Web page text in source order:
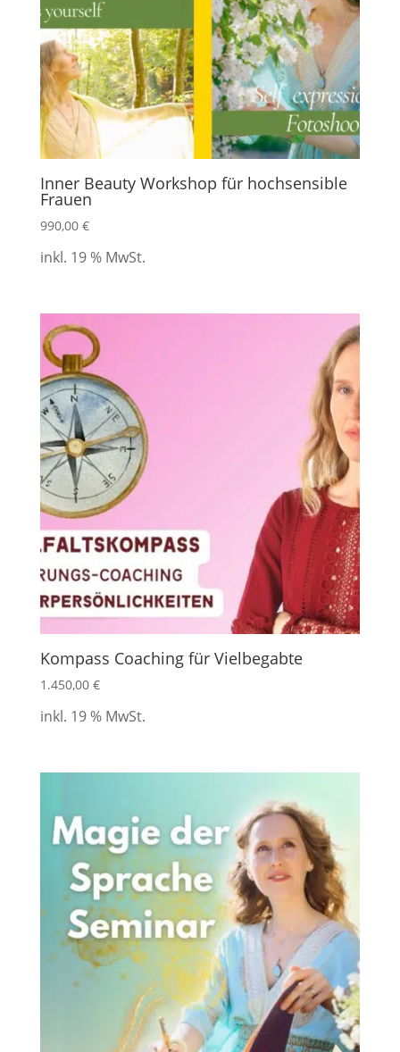
Inner Beauty Workshop für hochsensible
Frauen
990,00 €
inkl. 19 % MwSt.
Kompass Coaching für Vielbegabte
1.450,00 €
inkl. 19 % MwSt.